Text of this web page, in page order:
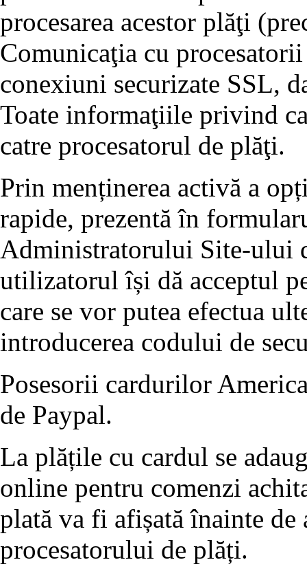
procesarea acestor plăţi
Comunicaţia cu
conexiuni securizate SSL,
Toate informaţiile privind
catre procesatorul de plăţi.
Prin menținerea activă a
rapide, prezentă în
Administratorului Site-ului
utilizatorul își dă acceptul
care se vor putea efectua
introducerea codului de
Posesorii cardurilor
de Paypal.
La plățile cu cardul se
online pentru comenzi
plată va fi afișată înainte
procesatorului de plăți.